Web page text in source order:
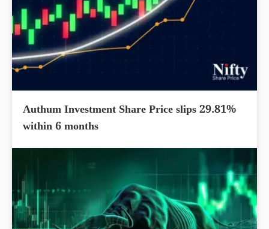
Authum Investment Share Price slips 29.81%
within 6 months